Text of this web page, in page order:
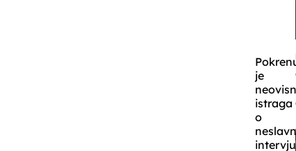
je
istraga
o